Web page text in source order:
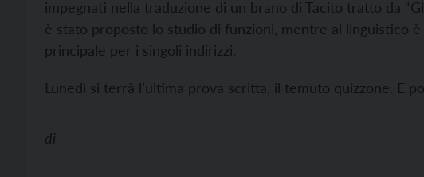
impegnati nella traduzione di un brano di Tacito tratto da
è stato proposto lo studio di funzioni, mentre al linguistico
principale per i singoli indirizzi.
Lunedì si terrà l’ultima prova scritta, il temuto quizzone. E
di